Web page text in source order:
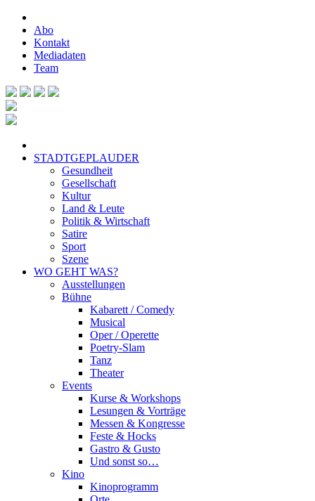
Abo
Kontakt
Mediadaten
Team
STADTGEPLAUDER
Gesundheit
Gesellschaft
Kultur
Land & Leute
Politik & Wirtschaft
Satire
Sport
Szene
WO GEHT WAS?
Ausstellungen
Bühne
Kabarett / Comedy
Musical
Oper / Operette
Poetry-Slam
Tanz
Theater
Events
Kurse & Workshops
Lesungen & Vorträge
Messen & Kongresse
Feste & Hocks
Gastro & Gusto
Und sonst so…
Kino
Kinoprogramm